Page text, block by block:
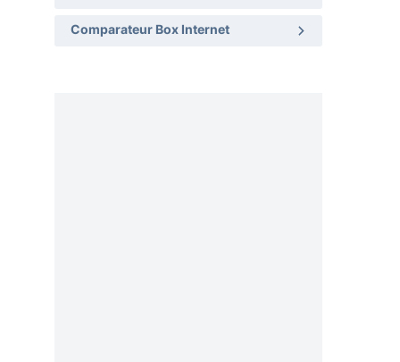
Comparateur Box Internet